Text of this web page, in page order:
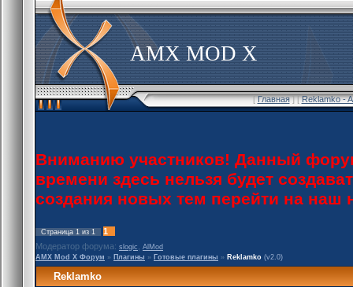
AMX MOD X
[Главная] [Reklamko -
Вниманию участников! Данный
времени здесь нельзя будет
создания новых тем перейти на
Страница 1 из 1
1
Модератор форума: slogic
AlMod
AMX Mod X Форум » Плагины » Готовые плагины » Reklamko (v2.0)
Reklamko